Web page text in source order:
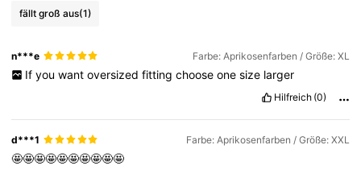
fällt groß aus(1)
n***e Farbe: Aprikosenfarben / Größe: XL
If you want oversized fitting choose one size larger
Hilfreich (0)
d***1 Farbe: Aprikosenfarben / Größe: XXL
🤩🤩🤩🤩🤩🤩🤩🤩🤩🤩